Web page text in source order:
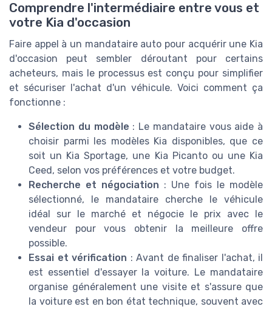
Comprendre l'intermédiaire entre vous et
votre Kia d'occasion
Faire appel à un mandataire auto pour acquérir une Kia
d'occasion peut sembler déroutant pour certains
acheteurs, mais le processus est conçu pour simplifier
et sécuriser l'achat d'un véhicule. Voici comment ça
fonctionne :
Sélection du modèle : Le mandataire vous aide à
choisir parmi les modèles Kia disponibles, que ce
soit un Kia Sportage, une Kia Picanto ou une Kia
Ceed, selon vos préférences et votre budget.
Recherche et négociation : Une fois le modèle
sélectionné, le mandataire cherche le véhicule
idéal sur le marché et négocie le prix avec le
vendeur pour vous obtenir la meilleure offre
possible.
Essai et vérification : Avant de finaliser l'achat, il
est essentiel d'essayer la voiture. Le mandataire
organise généralement une visite et s'assure que
la voiture est en bon état technique, souvent avec